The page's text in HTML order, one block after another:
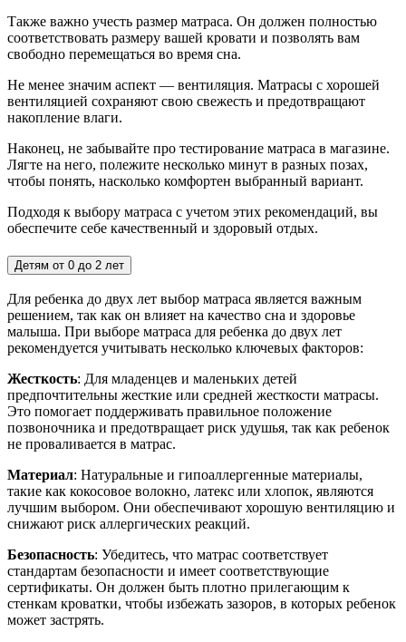
Также важно учесть размер матраса. Он должен полностью
соответствовать размеру вашей кровати и позволять вам
свободно перемещаться во время сна.
Не менее значим аспект — вентиляция. Матрасы с хорошей
вентиляцией сохраняют свою свежесть и предотвращают
накопление влаги.
Наконец, не забывайте про тестирование матраса в магазине.
Лягте на него, полежите несколько минут в разных позах,
чтобы понять, насколько комфортен выбранный вариант.
Подходя к выбору матраса с учетом этих рекомендаций, вы
обеспечите себе качественный и здоровый отдых.
Детям от 0 до 2 лет
Для ребенка до двух лет выбор матраса является важным
решением, так как он влияет на качество сна и здоровье
малыша. При выборе матраса для ребенка до двух лет
рекомендуется учитывать несколько ключевых факторов:
Жесткость: Для младенцев и маленьких детей
предпочтительны жесткие или средней жесткости матрасы.
Это помогает поддерживать правильное положение
позвоночника и предотвращает риск удушья, так как ребенок
не проваливается в матрас.
Материал: Натуральные и гипоаллергенные материалы,
такие как кокосовое волокно, латекс или хлопок, являются
лучшим выбором. Они обеспечивают хорошую вентиляцию и
снижают риск аллергических реакций.
Безопасность: Убедитесь, что матрас соответствует
стандартам безопасности и имеет соответствующие
сертификаты. Он должен быть плотно прилегающим к
стенкам кроватки, чтобы избежать зазоров, в которых ребенок
может застрять.